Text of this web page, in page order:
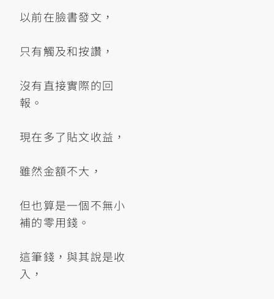
以前在臉書發文，
只有觸及和按讚，
沒有直接實際的回
報。
現在多了貼文收益，
雖然金額不大，
但也算是一個不無小
補的零用錢。
這筆錢，與其說是收
入，